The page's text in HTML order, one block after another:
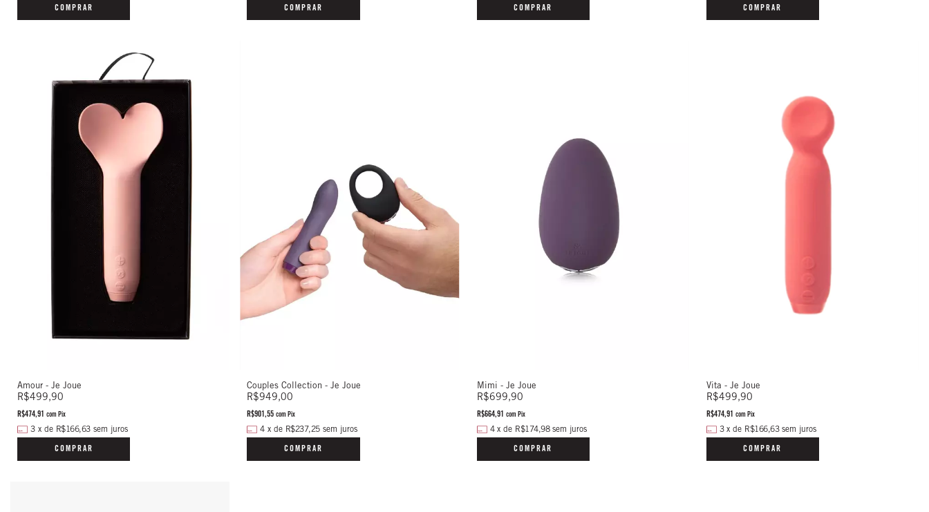
COMPRAR COMPRAR COMPRAR COMPRAR
Amour - Je Joue
R$499,90
R$474,91 com Pix
3 x de R$166,63 sem juros
COMPRAR
Couples Collection - Je Joue
R$949,00
R$901,55com Pix
4 x de R$237,25 sem juros
COMPRAR
Mimi - Je Joue
R$699,90
R$664,91 com Pix
4 x de R$174,98 sem juros
COMPRAR
Vita - Je Joue
R$499,90
R$474,91 com Pix
3 xde R$166,63 sem juros
COMPRAR